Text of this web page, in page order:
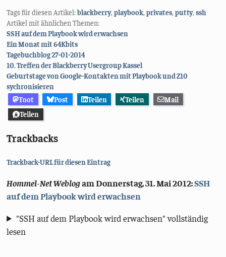
Tags für diesen Artikel:blackberry,playbook,privates,putty,ssh
Artikel mit ähnlichen Themen:
SSH auf dem Playbook wird erwachsen
Ein Monat mit 64Kbits
Tagebuchblog 27-01-2014
10. Treffen der Blackberry Usergroup Kassel
Geburtstage von Google-Kontakten mit Playbook und Z10
sychronisieren
Toot
Post Teilen Teilen
Mail
Teilen
Trackbacks
Trackback-URL für diesen Eintrag
Hommel-Net WeblogamDonnerstag, 31. Mai 2012:SSH
auf dem Playbook wird erwachsen
"SSH auf dem Playbook wird erwachsen" vollständig
lesen